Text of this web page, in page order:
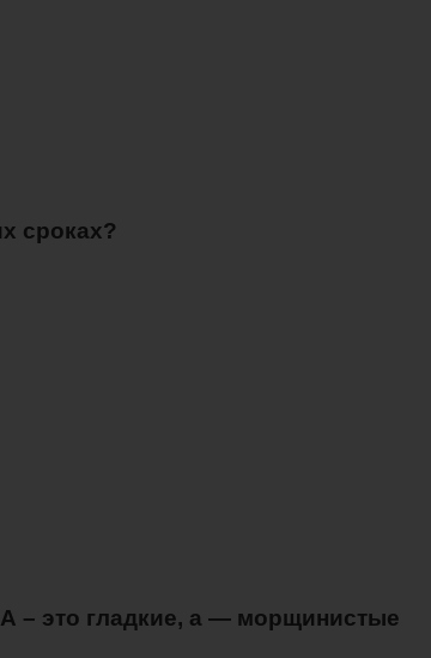
сроках?
– это гладкие, а — морщинистые